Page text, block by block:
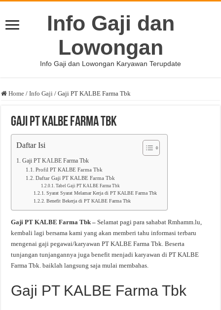
Info Gaji dan
Lowongan
Info Gaji dan Lowongan Karyawan Terupdate
Home / Info Gaji / Gaji PT KALBE Farma Tbk
Gaji PT KALBE Farma Tbk
Daftar Isi
Gaji PT KALBE Farma Tbk
Profil PT KALBE Farma Tbk
Daftar Gaji PT KALBE Farma Tbk
Tabel Gaji PT KALBE Farma Tbk
Syarat Syarat Melamar Kerja di PT KALBE Farma Tbk
Benefit Bekerja di PT KALBE Farma Tbk
Gaji PT KALBE Farma Tbk –Selamat pagi para sahabat Rmhamm.lu,
kembali lagi bersama kami yang akan memberi tahu informasi terbaru
mengenai gaji pegawai/karyawan PT KALBE Farma Tbk. Beserta
tunjangan tunjangannya juga benefit menjadi karyawan di PT KALBE
Farma Tbk. baiklah langsung saja mulai membahas.
Gaji PT KALBE Farma Tbk